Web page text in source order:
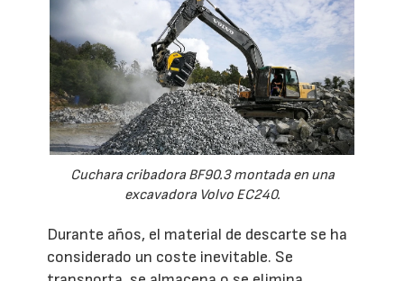
Cuchara cribadora BF90.3 montada en una
excavadora Volvo EC240.
Durante años, el material de descarte se ha
considerado un coste inevitable. Se